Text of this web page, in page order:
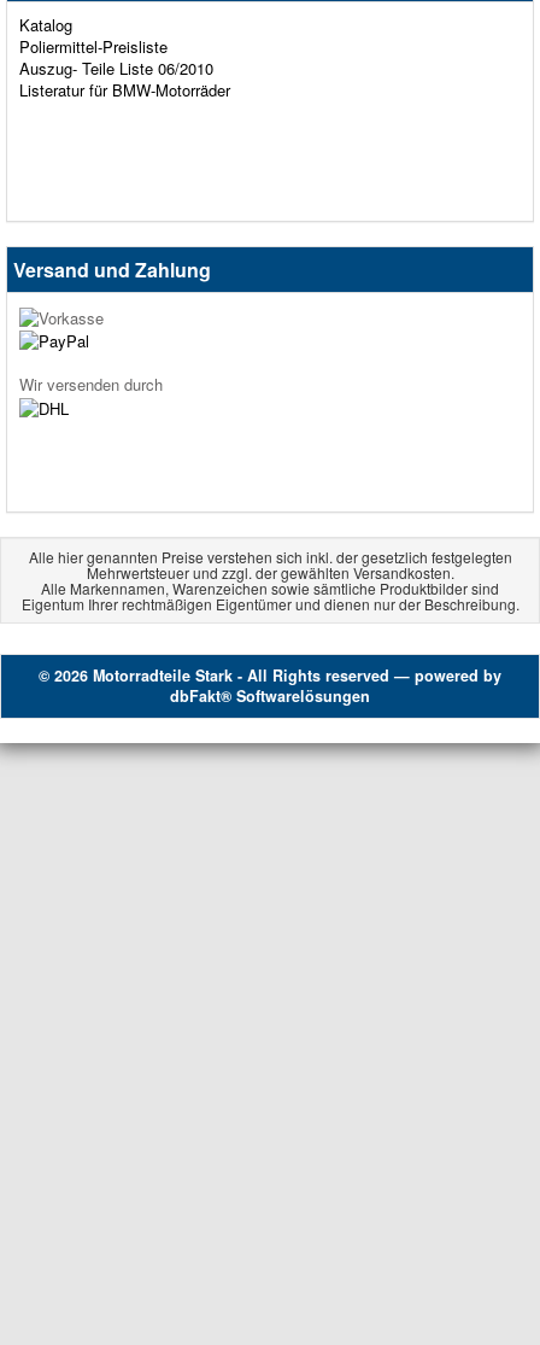
Katalog
Poliermittel-Preisliste
Auszug- Teile Liste 06/2010
Listeratur für BMW-Motorräder
Versand und Zahlung
Wir versenden durch
Alle hier genannten Preise verstehen sich inkl. der gesetzlich festgelegten
Mehrwertsteuer und zzgl. der gewählten Versandkosten.
Alle Markennamen, Warenzeichen sowie sämtliche Produktbilder sind
Eigentum Ihrer rechtmäßigen Eigentümer und dienen nur der Beschreibung.
© 2026 Motorradteile Stark - All Rights reserved — powered by
dbFakt® Softwarelösungen